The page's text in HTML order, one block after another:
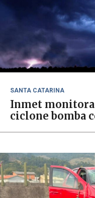
SANTA CATARINA
Inmet
ciclone bomba